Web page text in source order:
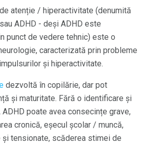
atenție / hiperactivitate (denumită
ADHD - deși ADHD este
punct de vedere tehnic) este o
caracterizată prin probleme
și hiperactivitate.
dezvoltă în copilărie, dar pot
și maturitate. Fără o identificare și
poate avea consecințe grave,
cronică, eșecul școlar / muncă,
tensionate, scăderea stimei de